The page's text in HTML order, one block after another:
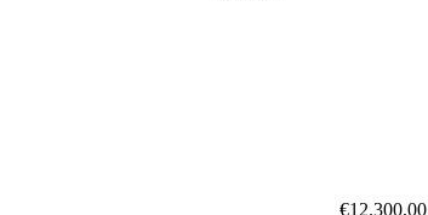
€12.300,00